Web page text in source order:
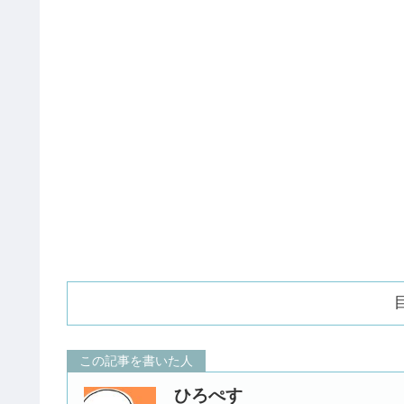
この記事を書いた人
ひろぺす